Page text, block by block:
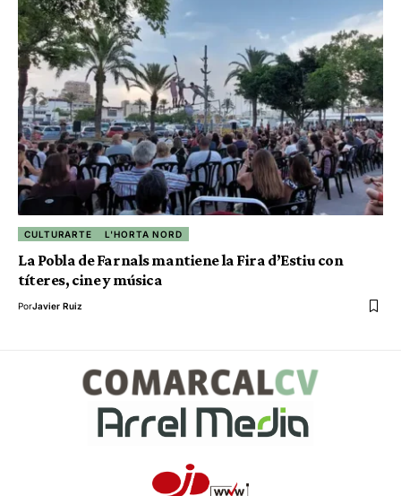
CULTURARTE L'HORTA NORD
La Pobla de Farnals mantiene la Fira d’Estiu con
títeres, cine y música
PorJavier Ruiz